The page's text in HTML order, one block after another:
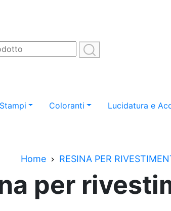
Coloranti Lucidatura e
Home RESINA PER
per